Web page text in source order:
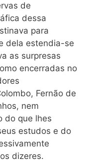
de
dessa
para
dela estendia-se
as surpresas
encerradas no
Fernão de
nem
do que lhes
estudos e do
dizeres.